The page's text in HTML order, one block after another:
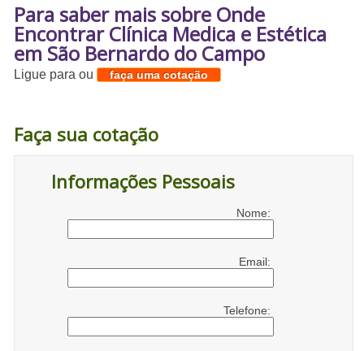
Para saber mais sobre Onde
Encontrar Clínica Medica e Estética
em São Bernardo do Campo
Ligue paraou faça uma cotação
Faça sua cotação
Informações Pessoais
Nome:
Email:
Telefone: